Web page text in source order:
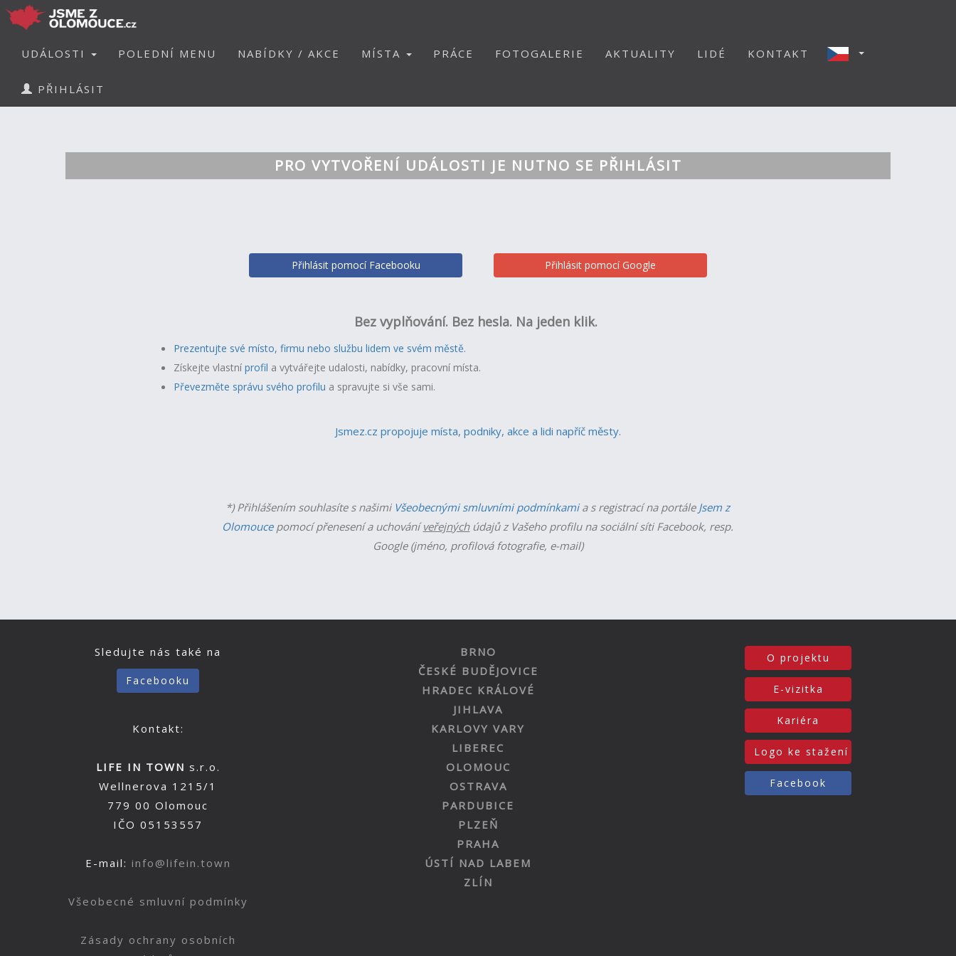
UDÁLOSTI POLEDNÍ MENU NABÍDKY / AKCE MÍSTA PRÁCE FOTOGALERIE AKTUALITY LIDÉ KONTAKT
PŘIHLÁSIT
PRO VYTVOŘENÍ UDÁLOSTI JE NUTNO SE PŘIHLÁSIT
Přihlásit pomocí Facebooku Přihlásit pomocí Google
Bez vyplňování. Bez hesla. Na jeden klik.
Prezentujte své místo, firmu nebo službu lidem ve svém městě.
Získejte vlastní profil a vytvářejte udalosti, nabídky, pracovní místa.
Převezměte správu svého profilu a spravujte si vše sami.
Jsmez.cz propojuje místa, podniky, akce a lidi napříč městy.
*) Přihlášením souhlasíte s našimi Všeobecnými smluvními podmínkamia s registrací na portále Jsem z
Olomoucepomocí přenesení a uchováníveřejnýchúdajů z Vašeho profilu na sociální síti Facebook, resp.
Google (jméno, profilová fotografie, e-mail)
Sledujte nás také na
Facebooku
Kontakt:
LIFE IN TOWN s.r.o.
Wellnerova 1215/1
779 00 Olomouc
IČO 05153557
E-mail: info@lifein.town
Všeobecné smluvní podmínky
Zásady ochrany osobních
BRNO
ČESKÉ BUDĚJOVICE
HRADEC KRÁLOVÉ
JIHLAVA
KARLOVY VARY
LIBEREC
OLOMOUC
OSTRAVA
PARDUBICE
PLZEŇ
PRAHA
ÚSTÍ NAD LABEM
ZLÍN
O projektu
E-vizitka
Kariéra
Logo ke stažení
Facebook